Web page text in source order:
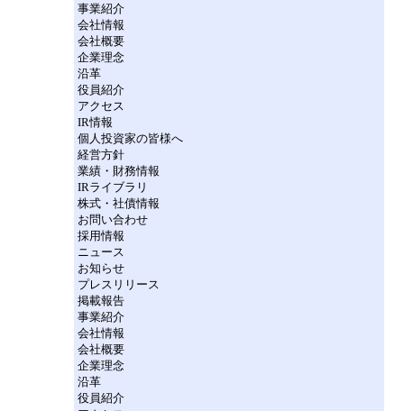
事業紹介
会社情報
会社概要
企業理念
沿革
役員紹介
アクセス
IR情報
個人投資家の皆様へ
経営方針
業績・財務情報
IRライブラリ
株式・社債情報
お問い合わせ
採用情報
ニュース
お知らせ
プレスリリース
掲載報告
事業紹介
会社情報
会社概要
企業理念
沿革
役員紹介